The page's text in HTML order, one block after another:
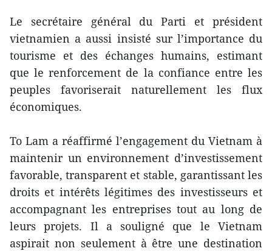
Le secrétaire général du Parti et président
vietnamien a aussi insisté sur l’importance du
tourisme et des échanges humains, estimant
que le renforcement de la confiance entre les
peuples favoriserait naturellement les flux
économiques.
To Lam a réaffirmé l’engagement du Vietnam à
maintenir un environnement d’investissement
favorable, transparent et stable, garantissant les
droits et intérêts légitimes des investisseurs et
accompagnant les entreprises tout au long de
leurs projets. Il a souligné que le Vietnam
aspirait non seulement à être une destination